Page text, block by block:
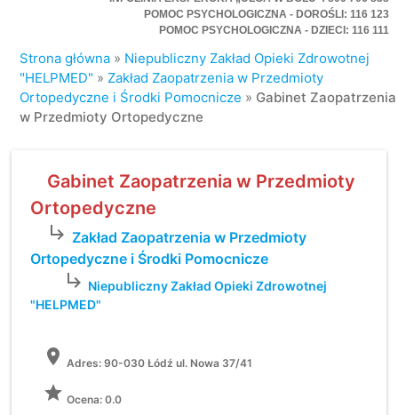
POMOC PSYCHOLOGICZNA - DOROŚLI: 116 123
POMOC PSYCHOLOGICZNA - DZIECI: 116 111
Strona główna » Niepubliczny Zakład Opieki Zdrowotnej
"HELPMED" »Zakład Zaopatrzenia w Przedmioty
Ortopedyczne i Środki Pomocnicze » Gabinet Zaopatrzenia
w Przedmioty Ortopedyczne
Gabinet Zaopatrzenia w Przedmioty
Ortopedyczne
subdirectory_arrow_right Zakład Zaopatrzenia w Przedmioty
Ortopedyczne i Środki Pomocnicze
subdirectory_arrow_right Niepubliczny Zakład Opieki Zdrowotnej
"HELPMED"
location_on Adres:90-030 Łódź ul. Nowa 37/41
grade Ocena: 0.0